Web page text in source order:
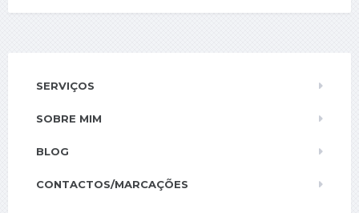
SERVIÇOS
SOBRE MIM
BLOG
CONTACTOS/MARCAÇÕES